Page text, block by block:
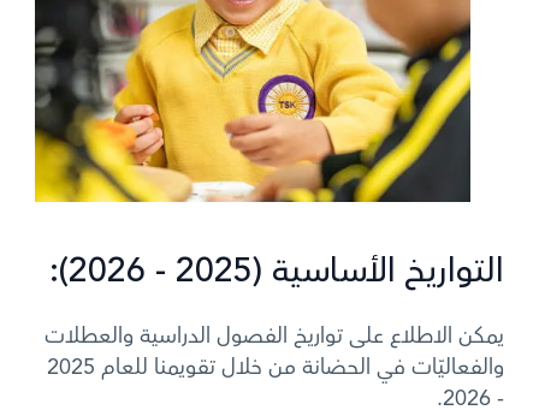
التواريخ الأساسية (2025 - 2026):
يمكن الاطلاع على تواريخ الفصول الدراسية والعطلات
والفعاليّات في الحضانة من خلال تقويمنا للعام 2025
- 2026.